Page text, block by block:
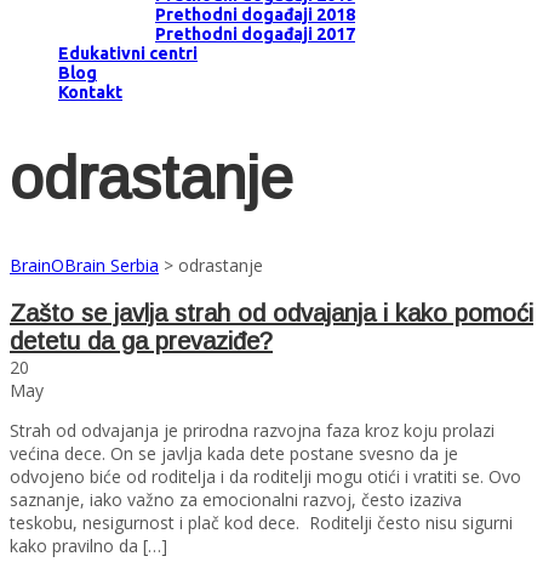
Prethodni događaji 2018
Prethodni događaji 2017
Edukativni centri
Blog
Kontakt
odrastanje
BrainOBrain Serbia > odrastanje
Zašto se javlja strah od odvajanja i kako pomoći
detetu da ga prevaziđe?
20
May
Strah od odvajanja je prirodna razvojna faza kroz koju prolazi
većina dece. On se javlja kada dete postane svesno da je
odvojeno biće od roditelja i da roditelji mogu otići i vratiti se. Ovo
saznanje, iako važno za emocionalni razvoj, često izaziva
teskobu, nesigurnost i plač kod dece. Roditelji često nisu sigurni
kako pravilno da […]